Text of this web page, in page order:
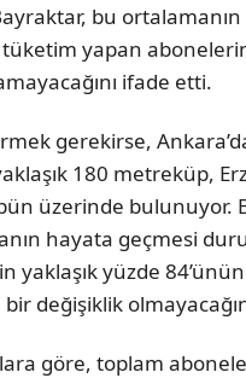
bu
yapan
ifade etti.
gerekirse,
180 metreküp,
üzerinde bulunuyor.
hayata geçmesi
yaklaşık yüzde
değişiklik
göre, toplam